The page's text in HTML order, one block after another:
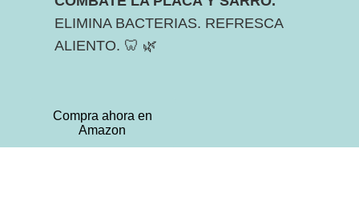
ELIMINA BACTERIAS. REFRESCA
ALIENTO. 🦷 🌿
Compra ahora en
Amazon